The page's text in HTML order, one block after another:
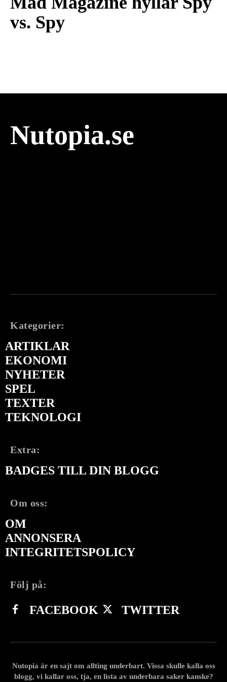
vs. Spy
Nutopia.se
Kategorier:
ARTIKLAR
EKONOMI
NYHETER
SPEL
TEXTER
TEKNOLOGI
Extra:
BADGES TILL DIN BLOGG
Om oss:
OM
ANNONSERA
INTEGRITETSPOLICY
Följ på:
FACEBOOK TWITTER
Nutopia är en sajt om allting underbart. Vissa skulle kalla oss
blogg, vi kallar oss, tja, en lista av underbara saker kanske?